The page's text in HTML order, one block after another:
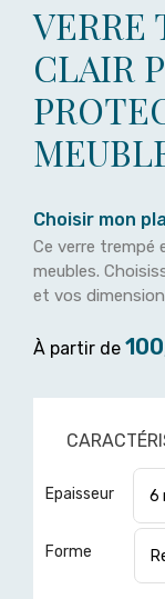
VERRE
CLAIR
Choisir mon
Ce verre trempé
meubles.
et vos
À partir de
Epaisseur
Forme